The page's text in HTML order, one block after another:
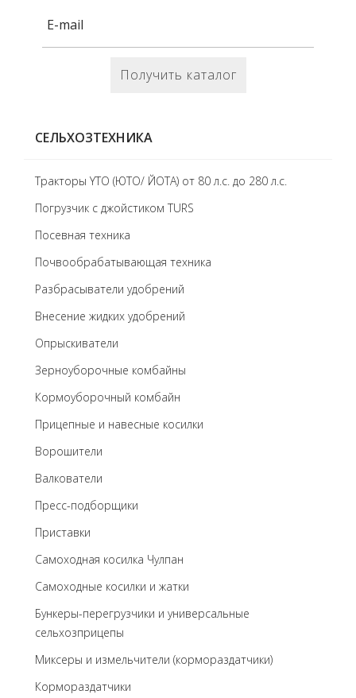
Получить каталог
СЕЛЬХОЗТЕХНИКА
Тракторы YTO (ЮТО/ ЙОТА) от 80 л.с. до 280 л.с.
Погрузчик с джойстиком TURS
Посевная техника
Почвообрабатывающая техника
Разбрасыватели удобрений
Внесение жидких удобрений
Опрыскиватели
Зерноуборочные комбайны
Кормоуборочный комбайн
Прицепные и навесные косилки
Ворошители
Валкователи
Пресс-подборщики
Приставки
Самоходная косилка Чулпан
Самоходные косилки и жатки
Бункеры-перегрузчики и универсальные
сельхозприцепы
Миксеры и измельчители (кормораздатчики)
Кормораздатчики